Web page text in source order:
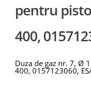
pentru
400,
Duza de gaz nr. 7, Ø
400, 0157123060,